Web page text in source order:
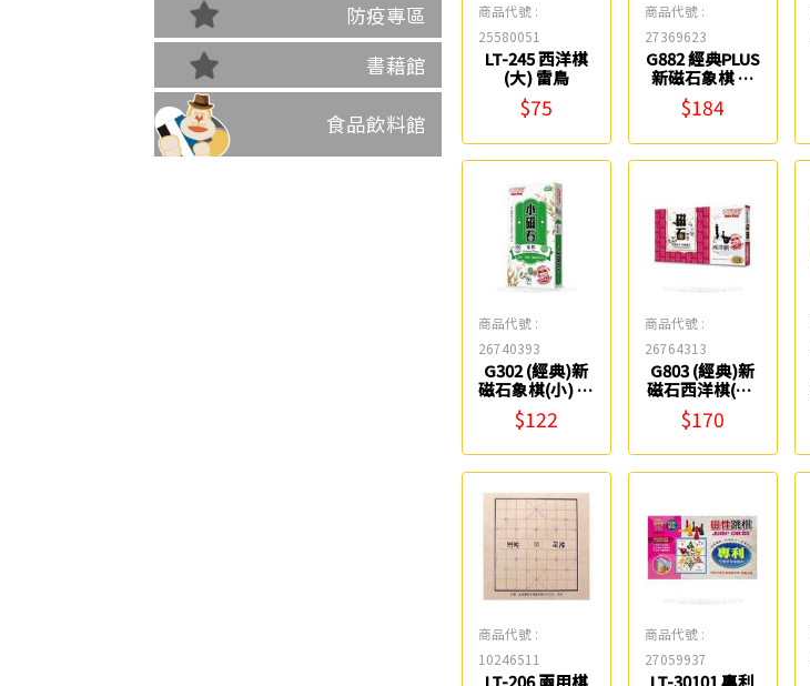
防疫專區
書藉館
食品飲料館
商品代號 :
25580051
LT-245 西洋棋
(大) 雷鳥
$75
商品代號 :
27369623
G882 經典PLUS
新磁石象棋 大
富翁
$184
商品代號 :
26740393
G302 (經典)新
磁石象棋(小) 大
富翁
$122
商品代號 :
26764313
G803 (經典)新
磁石西洋棋(大)
大富翁
$170
商品代號 :
10246511
商品代號 :
27059937